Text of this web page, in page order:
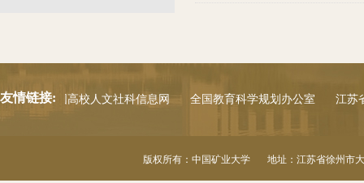
友情链接:
室 中国高校人文社科信息网 全国教育科学规划办公室 江苏
版权所有：中国矿业大学 地址：江苏省徐州